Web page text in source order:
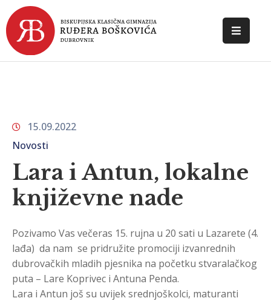
POČETNA
DOKUMENTI
KONTAKT
15.09.2022
Novosti
Lara i Antun, lokalne
književne nade
Pozivamo Vas večeras 15. rujna u 20 sati u Lazarete (4.
lađa) da nam se pridružite promociji izvanrednih
dubrovačkih mladih pjesnika na početku stvaralačkog
puta – Lare Koprivec i Antuna Penda.
Lara i Antun još su uvijek srednjoškolci, maturanti